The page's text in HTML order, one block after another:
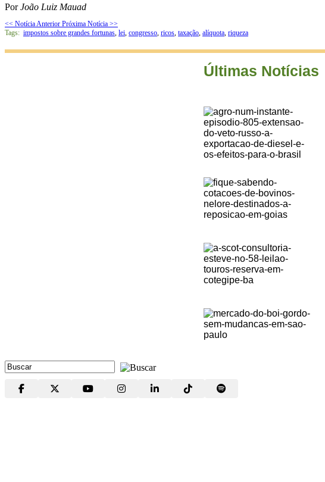
PorJoão Luiz Mauad
<< Notícia Anterior Próxima Notícia >>
Tags: impostos sobre grandes fortunas, lei, congresso, ricos, taxação, alíquota, riqueza
Últimas Notícias